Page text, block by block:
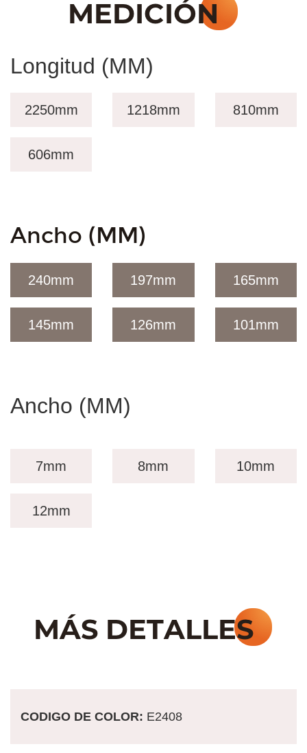
Longitud (MM)
2250mm 1218mm 810mm
606mm
Ancho (MM)
240mm 197mm 165mm
145mm 126mm 101mm
Ancho (MM)
7mm 8mm 10mm
12mm
CODIGO DE COLOR: E2408